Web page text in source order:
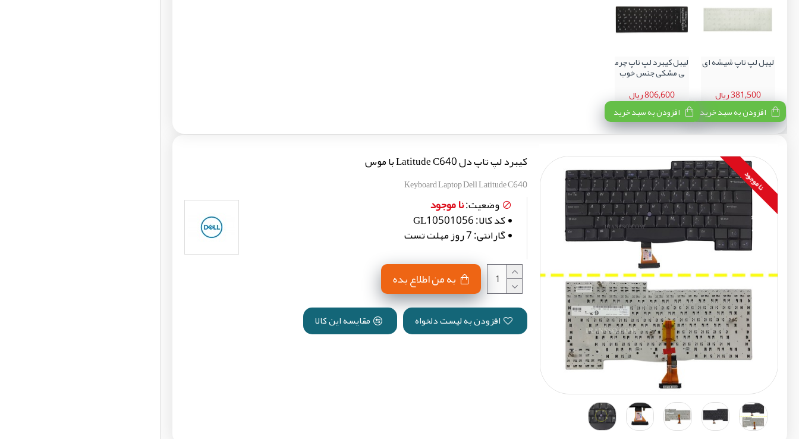
لیبل لپ تاپ شیشه ای
381,500 ریال
افزودن به سبد خرید
لیبل کیبرد لپ تاپ چرم
ی مشکی جنس خوب
806,600 ریال
افزودن به سبد خرید
نا موجود
کیبرد لپ تاپ دل Latitude C640 با موس
Keyboard Laptop Dell Latitude C640
وضعیت:نا موجود
کد کالا:GL10501056
گارانتی:7 روز مهلت تست
به من اطلاع بده
افزودن به لیست دلخواه مقایسه این کالا